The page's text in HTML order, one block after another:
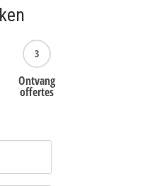
3
Ontvang
offertes